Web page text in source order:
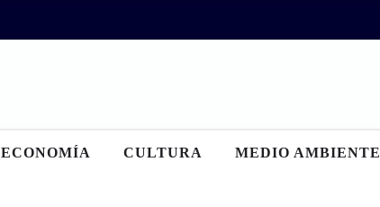
ECONOMÍA CULTURA MEDIO AMBIENTE